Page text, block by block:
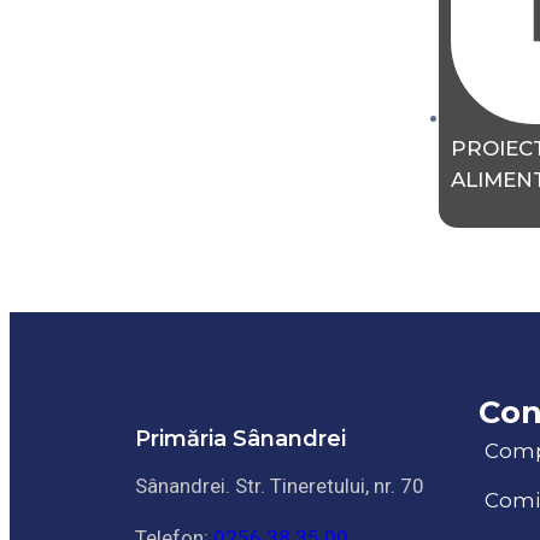
Primăria Sânandrei
Sânandrei. Str. Tineretului, nr. 70